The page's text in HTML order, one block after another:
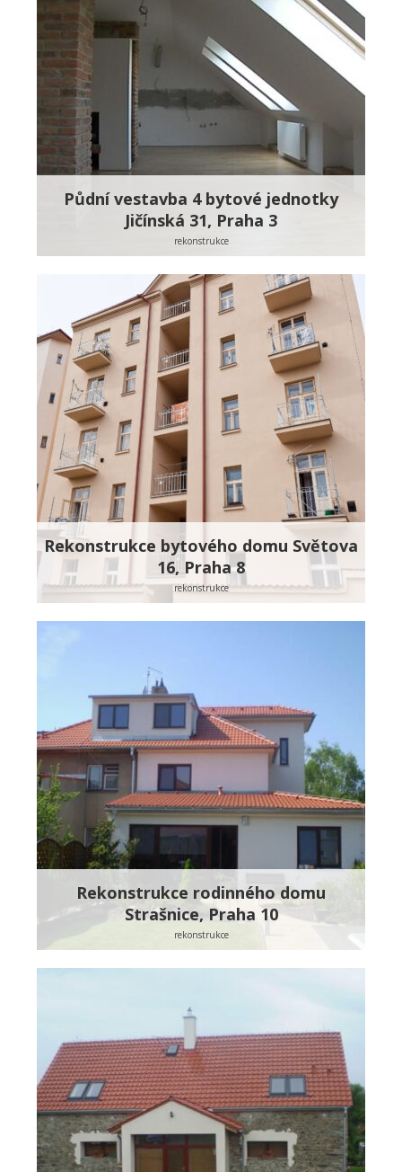
Půdní vestavba 4 bytové jednotky
Jičínská 31, Praha 3
rekonstrukce
Rekonstrukce bytového domu Světova
16, Praha 8
rekonstrukce
Rekonstrukce rodinného domu
Strašnice, Praha 10
rekonstrukce